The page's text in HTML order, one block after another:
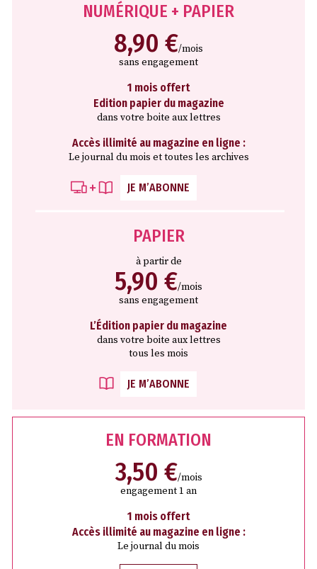
NUMÉRIQUE + PAPIER
8,90 €/mois
sans engagement
1 mois offert
Edition papier du magazine
dans votre boite aux lettres
Accès illimité au magazine en ligne :
Le journal du mois et toutes les archives
JE M’ABONNE
PAPIER
à partir de
5,90 €/mois
sans engagement
L’Édition papier du magazine
dans votre boite aux lettres
tous les mois
JE M’ABONNE
EN FORMATION
3,50 €/mois
engagement 1 an
1 mois offert
Accès illimité au magazine en ligne :
Le journal du mois